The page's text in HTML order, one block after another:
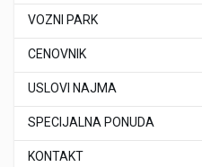
VOZNI PARK
CENOVNIK
USLOVI NAJMA
SPECIJALNA PONUDA
KONTAKT